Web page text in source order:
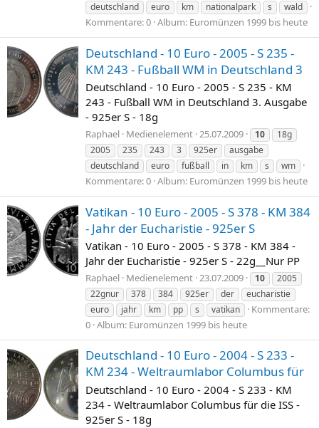
deutschland
euro km nationalpark s wald
Kommentare: 0 Album: Euromünzen 1999 bis heute
Deutschland - 10 Euro - 2005 - S 235 -
KM 243 - Fußball WM in Deutschland 3
Deutschland - 10 Euro - 2005 - S 235 - KM
243 - Fußball WM in Deutschland 3. Ausgabe
- 925er S - 18g
Raphael Medienelement 25.07.2009 10
18g
2005
235 243 3 925er
ausgabe
deutschland
euro fußball in km s wm
Kommentare: 0 Album: Euromünzen 1999 bis heute
Vatikan - 10 Euro - 2005 - S 378 - KM 384
- Jahr der Eucharistie - 925er S
Vatikan - 10 Euro - 2005 - S 378 - KM 384 -
Jahr der Eucharistie - 925er S - 22g__Nur PP
Raphael Medienelement 23.07.2009 10
2005
22gnur
378 384 925er der
eucharistie
euro
jahr km pp s vatikan
Kommentare:
0 Album: Euromünzen 1999 bis heute
Deutschland - 10 Euro - 2004 - S 233 -
KM 234 - Weltraumlabor Columbus für
Deutschland - 10 Euro - 2004 - S 233 - KM
234 - Weltraumlabor Columbus für die ISS -
925er S - 18g